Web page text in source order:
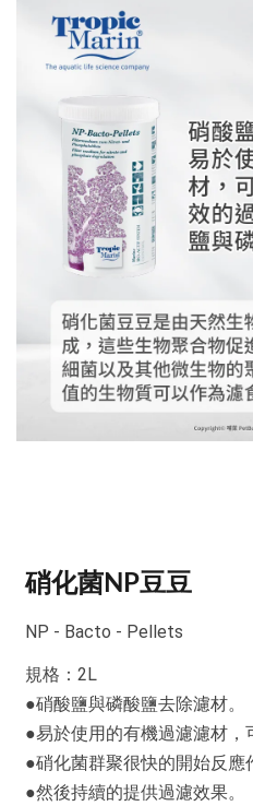
硝化菌NP豆豆
NP - Bacto - Pellets
規格：2L
●硝酸鹽與磷酸鹽去除濾材。
●易於使用的有機過濾濾材
●硝化菌群聚很快的開始反應
●然後持續的提供過濾效果。